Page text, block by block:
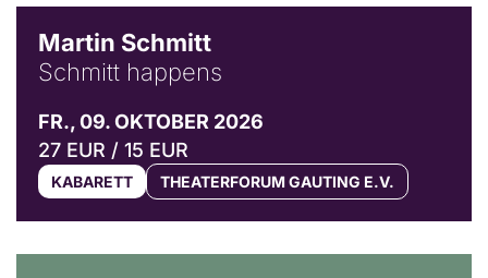
Martin Schmitt
Schmitt happens
FR., 09. OKTOBER 2026
27 EUR / 15 EUR
KABARETT THEATERFORUM GAUTING E.V.